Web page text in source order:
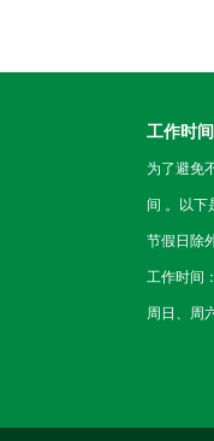
工作时间
为了避免
间 。以下
节假日除
工作时间
周日、周